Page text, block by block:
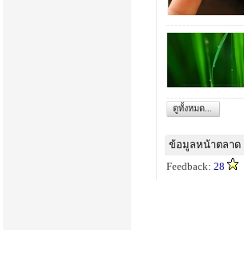
ดูทั้งหมด...
ข้อมูลหน้าตลาด
Feedback: 28